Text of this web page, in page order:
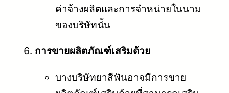
ค่าจ้างผลิตและการจำหน่ายในนาม
ของบริษัทนั้น
การขายผลิตภัณฑ์เสริมด้วย
บางบริษัทยาสีฟันอาจมีการขาย